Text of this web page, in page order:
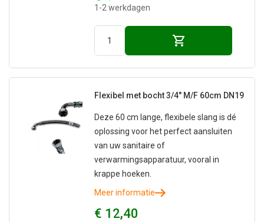
1-2 werkdagen
Flexibel met bocht 3/4" M/F 60cm DN19
Deze 60 cm lange, flexibele slang is dé
oplossing voor het perfect aansluiten
van uw sanitaire of
verwarmingsapparatuur, vooral in
krappe hoeken.
Meer informatie
€ 12,40